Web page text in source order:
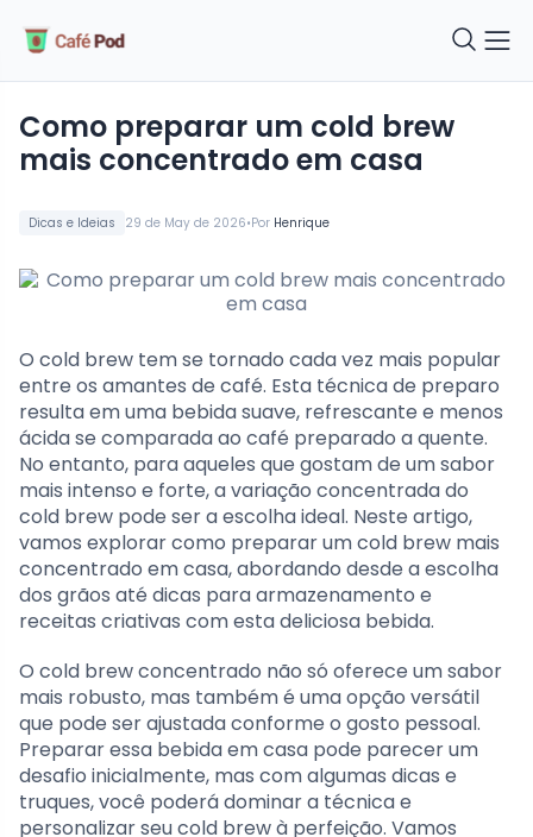
Dicas e Ideias 29 de May de 2026•Por Henrique
Como preparar um cold brew
mais concentrado em casa
O cold brew tem se tornado cada vez mais popular
entre os amantes de café. Esta técnica de preparo
resulta em uma bebida suave, refrescante e menos
ácida se comparada ao café preparado a quente.
No entanto, para aqueles que gostam de um sabor
mais intenso e forte, a variação concentrada do
cold brew pode ser a escolha ideal. Neste artigo,
vamos explorar como preparar um cold brew mais
concentrado em casa, abordando desde a escolha
dos grãos até dicas para armazenamento e
receitas criativas com esta deliciosa bebida.
O cold brew concentrado não só oferece um sabor
mais robusto, mas também é uma opção versátil
que pode ser ajustada conforme o gosto pessoal.
Preparar essa bebida em casa pode parecer um
desafio inicialmente, mas com algumas dicas e
truques, você poderá dominar a técnica e
personalizar seu cold brew à perfeição. Vamos